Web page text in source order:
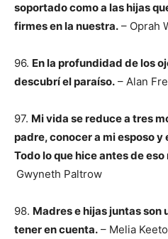
soportado como a las hijas
firmes en la nuestra. – Oprah
96. En la profundidad de los
descubrí el paraíso. – Alan
97. Mi vida se reduce a tres
padre, conocer a mi esposo
Todo lo que hice antes de
Gwyneth Paltrow
98. Madres e hijas juntas son
tener en cuenta. – Melia